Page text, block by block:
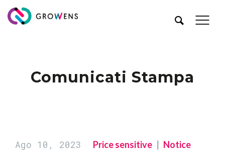
Comunicati Stampa
Ago 10, 2023 Price sensitive Notice